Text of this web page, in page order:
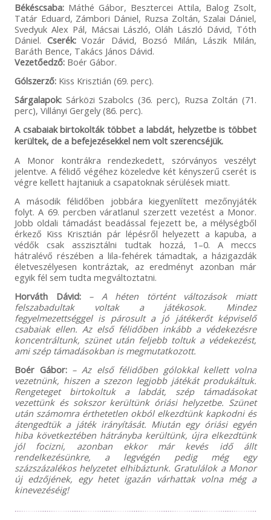
Békéscsaba:Máthé Gábor, Besztercei Attila, Balog Zsolt,
Tatár Eduard, Zámbori Dániel, Ruzsa Zoltán, Szalai Dániel,
Svedyuk Alex Pál, Mácsai László, Oláh László Dávid, Tóth
Dániel. Cserék:Vozár Dávid, Bozsó Milán, Lászik Milán,
Baráth Bence, Takács János Dávid.
Vezetőedző:Boér Gábor.
Gólszerző:Kiss Krisztián (69. perc).
Sárgalapok:Sárközi Szabolcs (36. perc), Ruzsa Zoltán (71.
perc), Villányi Gergely (86. perc).
A csabaiak birtokolták többet a labdát, helyzetbe is többet
kerültek, de a befejezésekkel nem volt szerencséjük.
A Monor kontrákra rendezkedett, szórványos veszélyt
jelentve. A félidő végéhez közeledve két kényszerű cserét is
végre kellett hajtaniuk a csapatoknak sérülések miatt.
A második félidőben jobbára kiegyenlített mezőnyjáték
folyt. A 69. percben váratlanul szerzett vezetést a Monor.
Jobb oldali támadást beadással fejezett be, a mélységből
érkező Kiss Krisztián pár lépésről helyezett a kapuba, a
védők csak asszisztálni tudtak hozzá, 1–0. A meccs
hátralévő részében a lila-fehérek támadtak, a házigazdák
életveszélyesen kontráztak, az eredményt azonban már
egyik fél sem tudta megváltoztatni.
Horváth Dávid:
– A héten történt változások miatt
felszabadultak voltak a játékosok. Mindez
fegyelmezettséggel is párosult a jó játékerőt képviselő
csabaiak ellen. Az első félidőben inkább a védekezésre
koncentráltunk, szünet után feljebb toltuk a védekezést,
ami szép támadásokban is megmutatkozott.
Boér Gábor: – Az első félidőben gólokkal kellett volna
vezetnünk, hiszen a szezon legjobb játékát produkáltuk.
Rengeteget birtokoltuk a labdát, szép támadásokat
vezettünk és sokszor kerültünk óriási helyzetbe. Szünet
után számomra érthetetlen okból elkezdtünk kapkodni és
átengedtük a játék irányítását. Miután egy óriási egyén
hiba következtében hátrányba kerültünk, újra elkezdtünk
jól focizni, azonban ekkor már kevés idő állt
rendelkezésünkre, a legvégén pedig még egy
százszázalékos helyzetet elhibáztunk. Gratulálok a Monor
új edzőjének, egy hetet igazán várhattak volna még a
kinevezéséig!